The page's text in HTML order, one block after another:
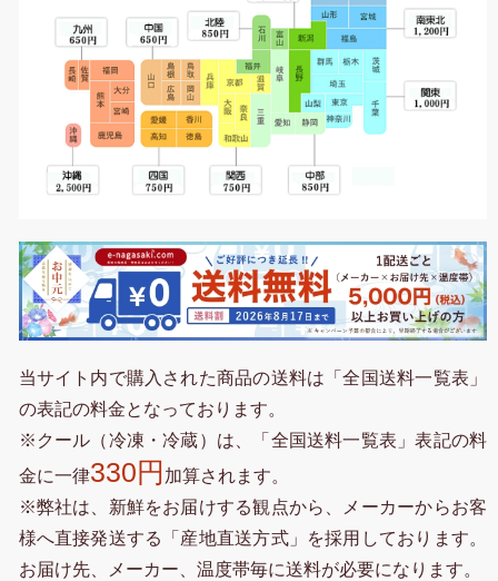
当サイト内で購入された商品の送料は「全国送料一覧表」
の表記の料金となっております。
※クール（冷凍・冷蔵）は、「全国送料一覧表」表記の料
金に一律330円 加算されます。
※弊社は、新鮮をお届けする観点から、メーカーからお客
様へ直接発送する「産地直送方式」を採用しております。
お届け先、メーカー、温度帯毎に送料が必要になります。